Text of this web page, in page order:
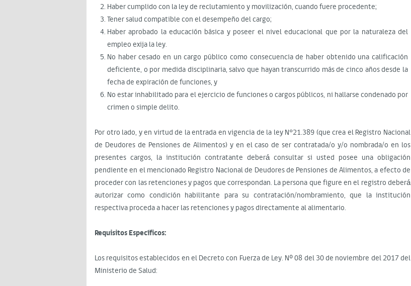
Haber cumplido con la ley de reclutamiento y movilización, cuando fuere procedente;
Tener salud compatible con el desempeño del cargo;
Haber aprobado la educación básica y poseer el nivel educacional que por la naturaleza del
empleo exija la ley.
No haber cesado en un cargo público como consecuencia de haber obtenido una calificación
deficiente, o por medida disciplinaria, salvo que hayan transcurrido más de cinco años desde la
fecha de expiración de funciones, y
No estar inhabilitado para el ejercicio de funciones o cargos públicos, ni hallarse condenado por
crimen o simple delito.
Por otro lado, y en virtud de la entrada en vigencia de la ley N°21.389 (que crea el Registro Nacional
de Deudores de Pensiones de Alimentos) y en el caso de ser contratada/o y/o nombrada/o en los
presentes cargos, la institución contratante deberá́ consultar si usted posee una obligación
pendiente en el mencionado Registro Nacional de Deudores de Pensiones de Alimentos, a efecto de
proceder con las retenciones y pagos que correspondan. La persona que figure en el registro deberá́
autorizar como condición habilitante para su contratación/nombramiento, que la institución
respectiva proceda a hacer las retenciones y pagos directamente al alimentario.
Requisitos Específicos:
Los requisitos establecidos en el Decreto con Fuerza de Ley. Nº 08 del 30 de noviembre del 2017 del
Ministerio de Salud: